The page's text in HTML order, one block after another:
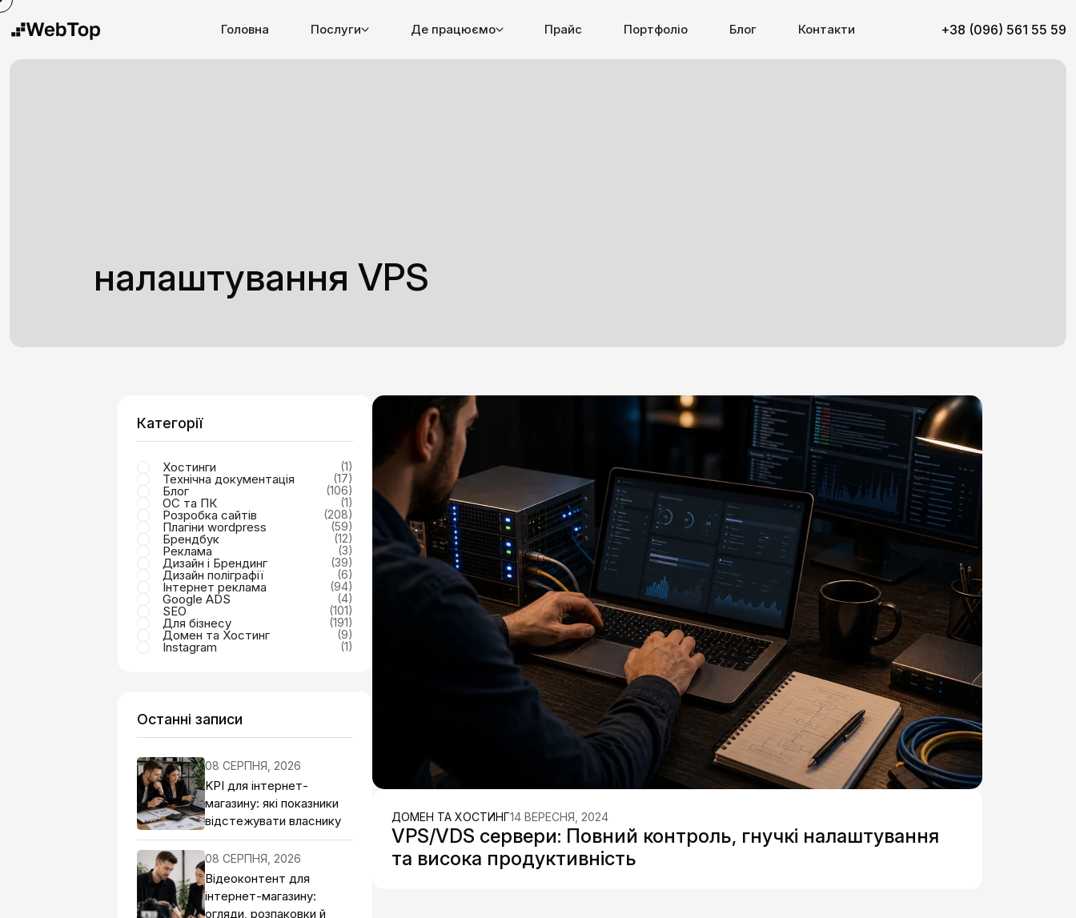
Головна Послуги Де працюємо Прайс Портфоліо Блог Контакти +38 (096) 561 55 59
налаштування VPS
ДОМЕН ТА ХОСТИНГ14 ВЕРЕСНЯ, 2024
VPS/VDS сервери: Повний контроль, гнучкі налаштування
та висока продуктивність
Категорії
Хостинги (1)
Технічна документація (17)
Блог (106)
ОС та ПК (1)
Розробка сайтів (208)
Плагіни wordpress (59)
Брендбук (12)
Реклама (3)
Дизайн і Брендинг (39)
Дизайн поліграфії (6)
Інтернет реклама (94)
Google ADS (4)
SEO (101)
Для бізнесу (191)
Домен та Хостинг (9)
Instagram (1)
Останні записи
08 СЕРПНЯ, 2026
KPI для інтернет-
магазину: які показники
відстежувати власнику
08 СЕРПНЯ, 2026
Відеоконтент для
інтернет-магазину:
огляди, розпаковки й